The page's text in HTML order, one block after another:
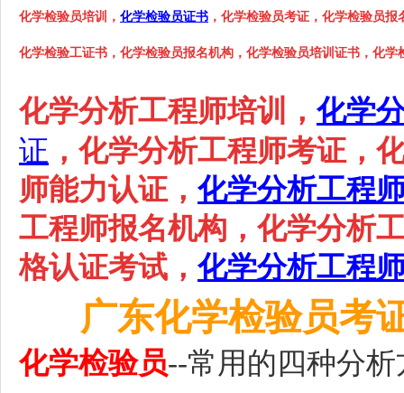
化学检验员培训， 化学检验员证书 ，化学检验员考证，化学检验员
化学检验工证书，化学检验员报名机构，化学检验员培训证书，化学
化学分析工程师培训， 化学
证 ， 化学分析工程师考证，
师能力认证， 化学分析工程
工程师报名机构， 化学分析
格认证考试， 化学分析工程
广东化学检验员考
化学检验员--常用的四种分